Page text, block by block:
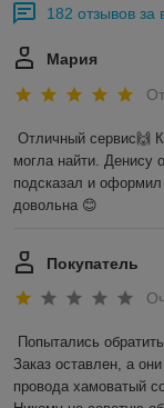
182 отзывов за
Мария
Отличный сервис🙌
могла найти. Денису
подсказал и оформил
довольна 😊
Покупатель
Попытались
Заказ оставлен, а
провода хамоватый